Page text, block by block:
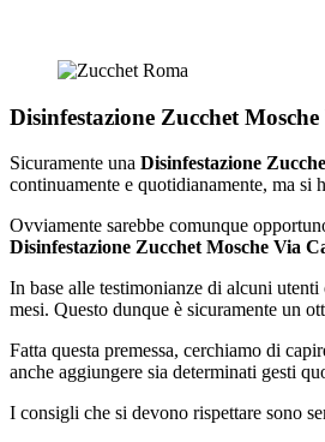
Disinfestazione Zucchet
Sicuramente una Disinfestazione
continuamente e quotidianamente, ma si
Ovviamente sarebbe comunque
Disinfestazione Zucchet Mosche Via
In base alle testimonianze di alcuni
mesi. Questo dunque è sicuramente un
Fatta questa premessa, cerchiamo di
anche aggiungere sia determinati gesti
I consigli che si devono rispettare sono